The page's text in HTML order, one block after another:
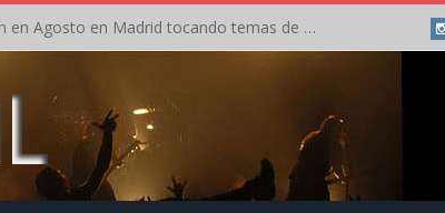
Concierto de Anette Olzon en Agosto en Madrid tocando temas de Nightwish